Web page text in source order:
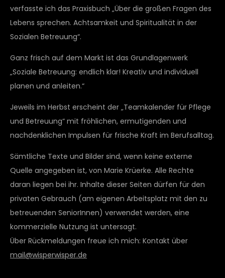
verfasste ich das Praxisbuch „Über die großen Fragen des
Lebens sprechen. Achtsamkeit und Spiritualität in der
Sozialen Betreuung“.
Ganz frisch auf dem Markt ist das Grundlagenwerk
„Soziale Betreuung: endlich klar! Kreativ und individuell
planen und anleiten.“
Jeweils im Herbst erscheint der „Teamkalender für Pflege
und Betreuung“ mit fröhlichen, ermutigenden und
nachdenklichen Impulsen für frische Kraft im Berufsalltag.
Sämtliche Texte und Bilder sind, wenn keine externe
Quelle angegeben ist, von Marie Krüerke. Alle Rechte
daran liegen bei ihr. Inhalte dieser Seiten dürfen für den
privaten Gebrauch (am eigenen Arbeitsplatz mit den zu
betreuenden SeniorInnen) verwendet werden, eine
kommerzielle Nutzung ist untersagt.
Über Rückmeldungen freue ich mich: Kontakt über
mail@wisperwisper.de